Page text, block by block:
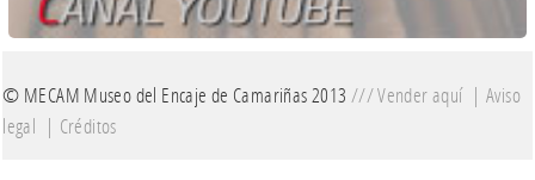
© MECAM Museo del Encaje de Camariñas 2013 ///Vender aquí|Aviso
legal
Créditos